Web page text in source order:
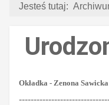
Jesteś tutaj:
Okładka - Zenona Sawicka